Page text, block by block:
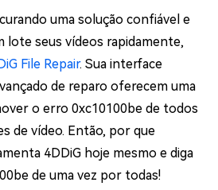
uma solução confiável e
lote seus vídeos rapidamente,
File Repair. Sua interface
de reparo oferecem uma
o erro 0xc10100be de todos
de vídeo. Então, por que
4DDiG hoje mesmo e diga
de uma vez por todas!